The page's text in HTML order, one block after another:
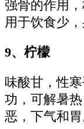
强骨的作用
用于饮食少
9、柠檬
味酸甘，性
功，可解暑
恶，下气和胃